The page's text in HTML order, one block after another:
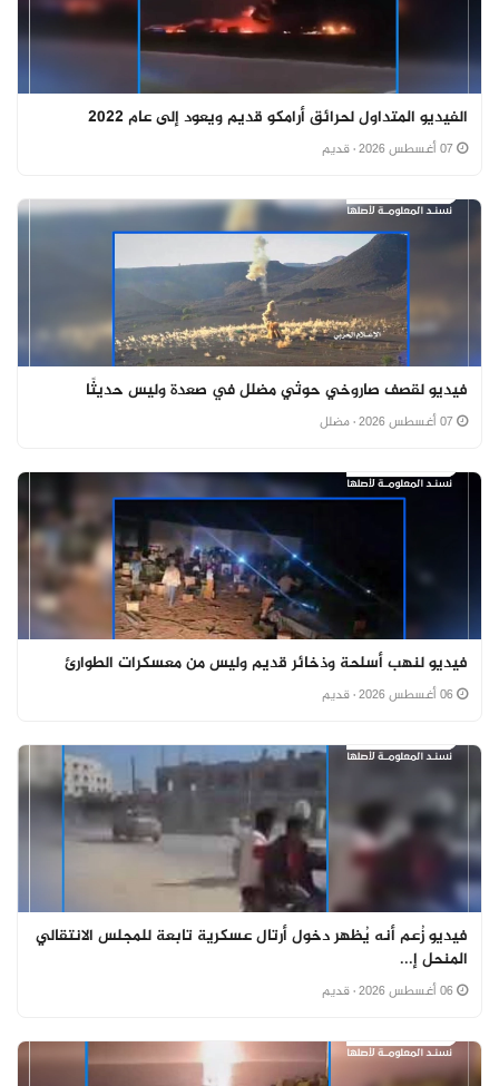
الفيديو المتداول لحرائق أرامكو قديم ويعود إلى عام 2022
· قديم
فيديو لقصف صاروخي حوثي مضلل في صعدة وليس حديثًا
· مضلل
فيديو لنهب أسلحة وذخائر قديم وليس من معسكرات الطوارئ
· قديم
فيديو زُعم أنه يُظهر دخول أرتال عسكرية تابعة للمجلس الانتقالي
المنحل إ...
· قديم